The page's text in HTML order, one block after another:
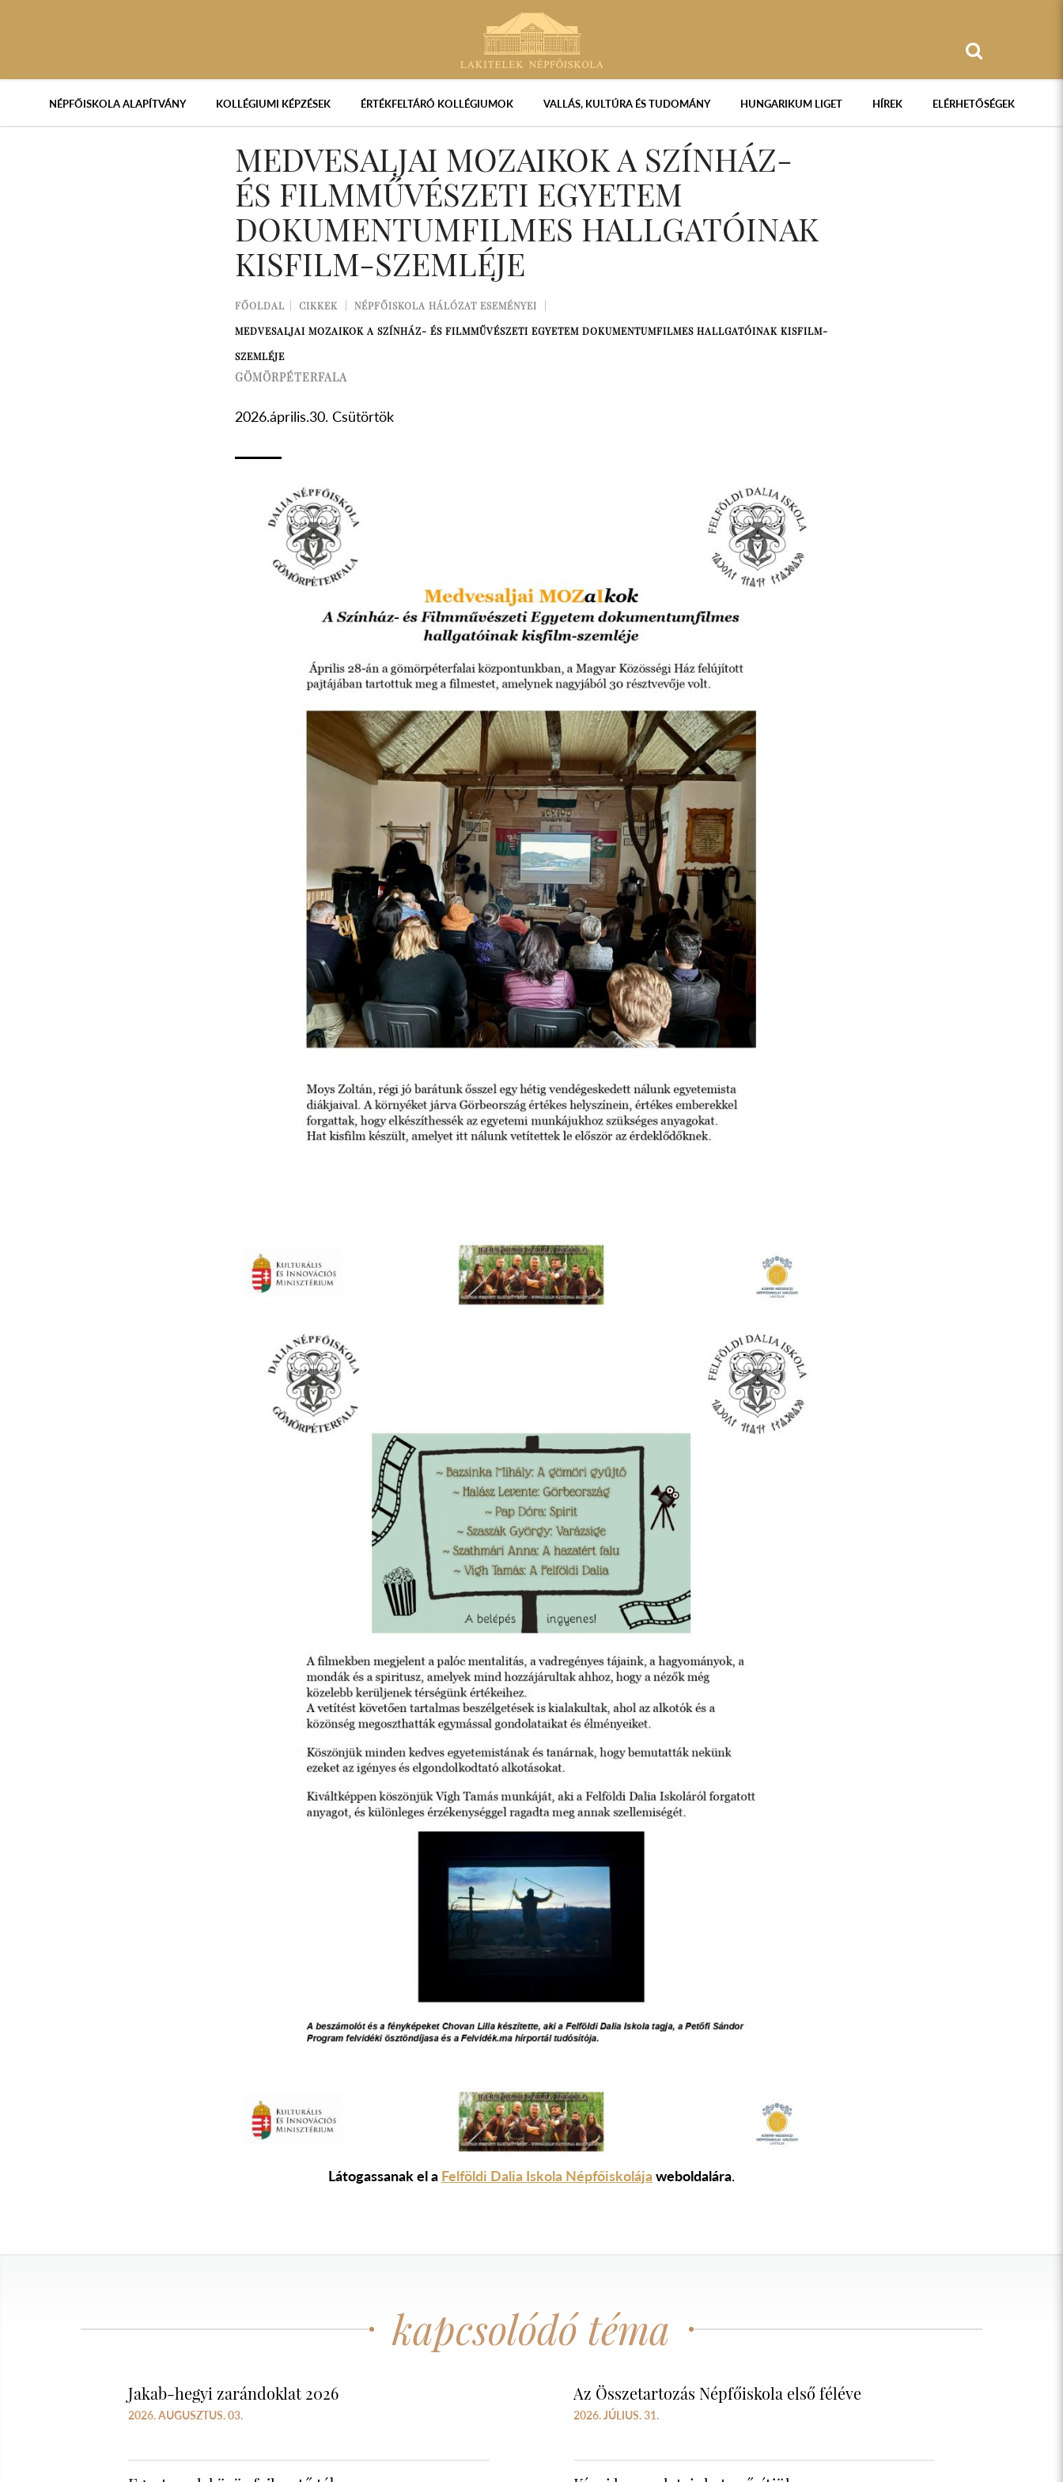
NÉPFŐISKOLA ALAPÍTVÁNY KOLLÉGIUMI KÉPZÉSEK ÉRTÉKFELTÁRÓ KOLLÉGIUMOK VALLÁS, KULTÚRA ÉS TUDOMÁNY HUNGARIKUM LIGET HÍREK ELÉRHETŐSÉGEK
MEDVESALJAI MOZAIKOK A SZÍNHÁZ-
ÉS FILMMŰVÉSZETI EGYETEM
DOKUMENTUMFILMES HALLGATÓINAK
KISFILM-SZEMLÉJE
FŐOLDAL CIKKEK
NÉPFŐISKOLA HÁLÓZAT ESEMÉNYEI
MEDVESALJAI MOZAIKOK A SZÍNHÁZ- ÉS FILMMŰVÉSZETI EGYETEM DOKUMENTUMFILMES HALLGATÓINAK KISFILM-
SZEMLÉJE
GÖMÖRPÉTERFALA
2026.április.30. Csütörtök
Látogassanak el a Felföldi Dalia Iskola Népfőiskolája weboldalára.
kapcsolódó téma
Jakab-hegyi zarándoklat 2026
2026. AUGUSZTUS. 03.
Az Összetartozás Népfőiskola első féléve
2026. JÚLIUS. 31.